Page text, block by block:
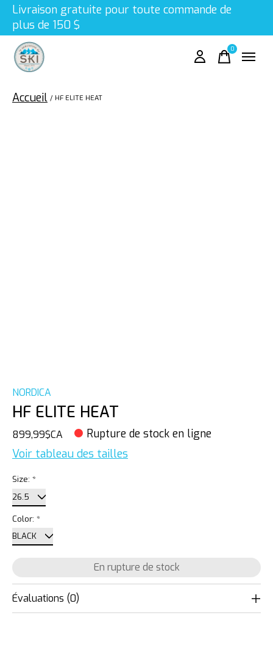
Livraison gratuite pour toute commande de
plus de 150 $
0items
Accueil / HF ELITE HEAT
NORDICA
HF ELITE HEAT
899,99$CA Rupture de stock en ligne
Voir tableau des tailles
Size: *
Color: *
En rupture de stock
Évaluations (0)